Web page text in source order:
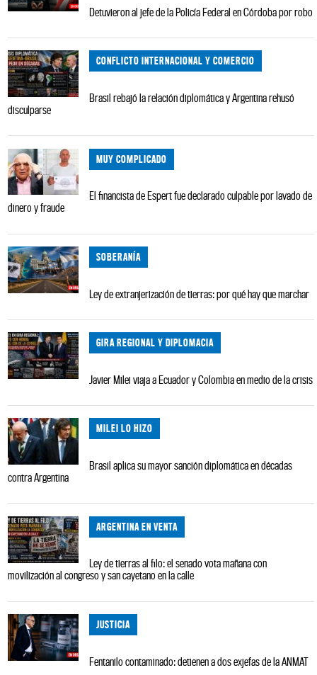
Detuvieron al jefe de la Policía Federal en Córdoba por robo
CONFLICTO INTERNACIONAL Y COMERCIO
Brasil rebajó la relación diplomática y Argentina rehusó
disculparse
MUY COMPLICADO
El financista de Espert fue declarado culpable por lavado de
dinero y fraude
SOBERANÍA
Ley de extranjerización de tierras: por qué hay que marchar
GIRA REGIONAL Y DIPLOMACIA
Javier Milei viaja a Ecuador y Colombia en medio de la crisis
MILEI LO HIZO
Brasil aplica su mayor sanción diplomática en décadas
contra Argentina
ARGENTINA EN VENTA
Ley de tierras al filo: el senado vota mañana con
movilización al congreso y san cayetano en la calle
JUSTICIA
Fentanilo contaminado: detienen a dos exjefas de la ANMAT